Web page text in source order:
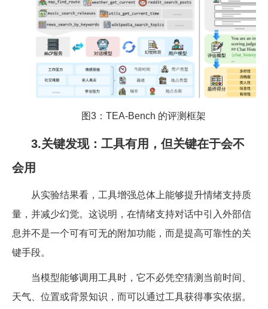
图3：TEA-Bench 的评测框架
3.关键发现：工具有用，但关键在于会不
会用
从实验结果看，工具增强总体上能够提升情绪支持质
量，并减少幻觉。这说明，在情绪支持对话中引入外部信
息并不是一个可有可无的附加功能，而是提高可靠性的关
键手段。
当模型能够调用工具时，它不必凭空猜测当前时间、
天气、位置或背景知识，而可以通过工具获得事实依据。